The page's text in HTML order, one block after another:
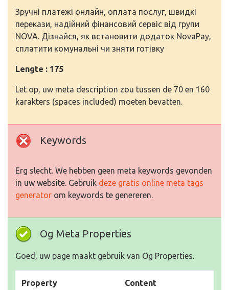
Зручні платежі онлайн, оплата послуг, швидкі
перекази, надійний фінансовий сервіс від групи
NOVA. Дізнайся, як встановити додаток NovaPay,
сплатити комунальні чи зняти готівку
Lengte : 175
Let op, uw meta description zou tussen de 70 en 160
karakters (spaces included) moeten bevatten.
Keywords
Erg slecht. We hebben geen meta keywords gevonden
in uw website. Gebruik deze gratis online meta tags
generator om keywords te genereren.
Og Meta Properties
Goed, uw page maakt gebruik van Og Properties.
Property Content